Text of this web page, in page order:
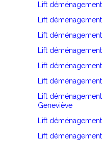
Lift
Lift
Lift
Lift
Lift
Lift
Lift
Geneviève
Lift
Lift